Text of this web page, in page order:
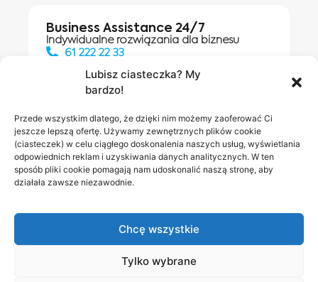
Lubisz ciasteczka? My
bardzo!
Przede wszystkim dlatego, że dzięki nim możemy zaoferować Ci
jeszcze lepszą ofertę. Używamy zewnętrznych plików cookie
(ciasteczek) w celu ciągłego doskonalenia naszych usług, wyświetlania
odpowiednich reklam i uzyskiwania danych analitycznych. W ten
sposób pliki cookie pomagają nam udoskonalić naszą stronę, aby
działała zawsze niezawodnie.
Chcę wszystkie
Tylko wybrane
Business Assistance 24/7
Indywidualne rozwiązania dla biznesu
61 222 22 33
Salony INEA
Napisz do